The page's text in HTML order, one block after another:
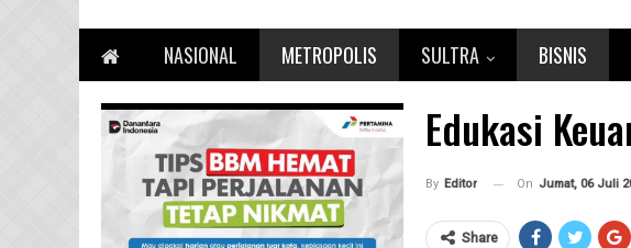
NASIONAL METROPOLIS SULTRA BISNIS
Edukasi
By Editor On Jumat, 06 Juli
Share